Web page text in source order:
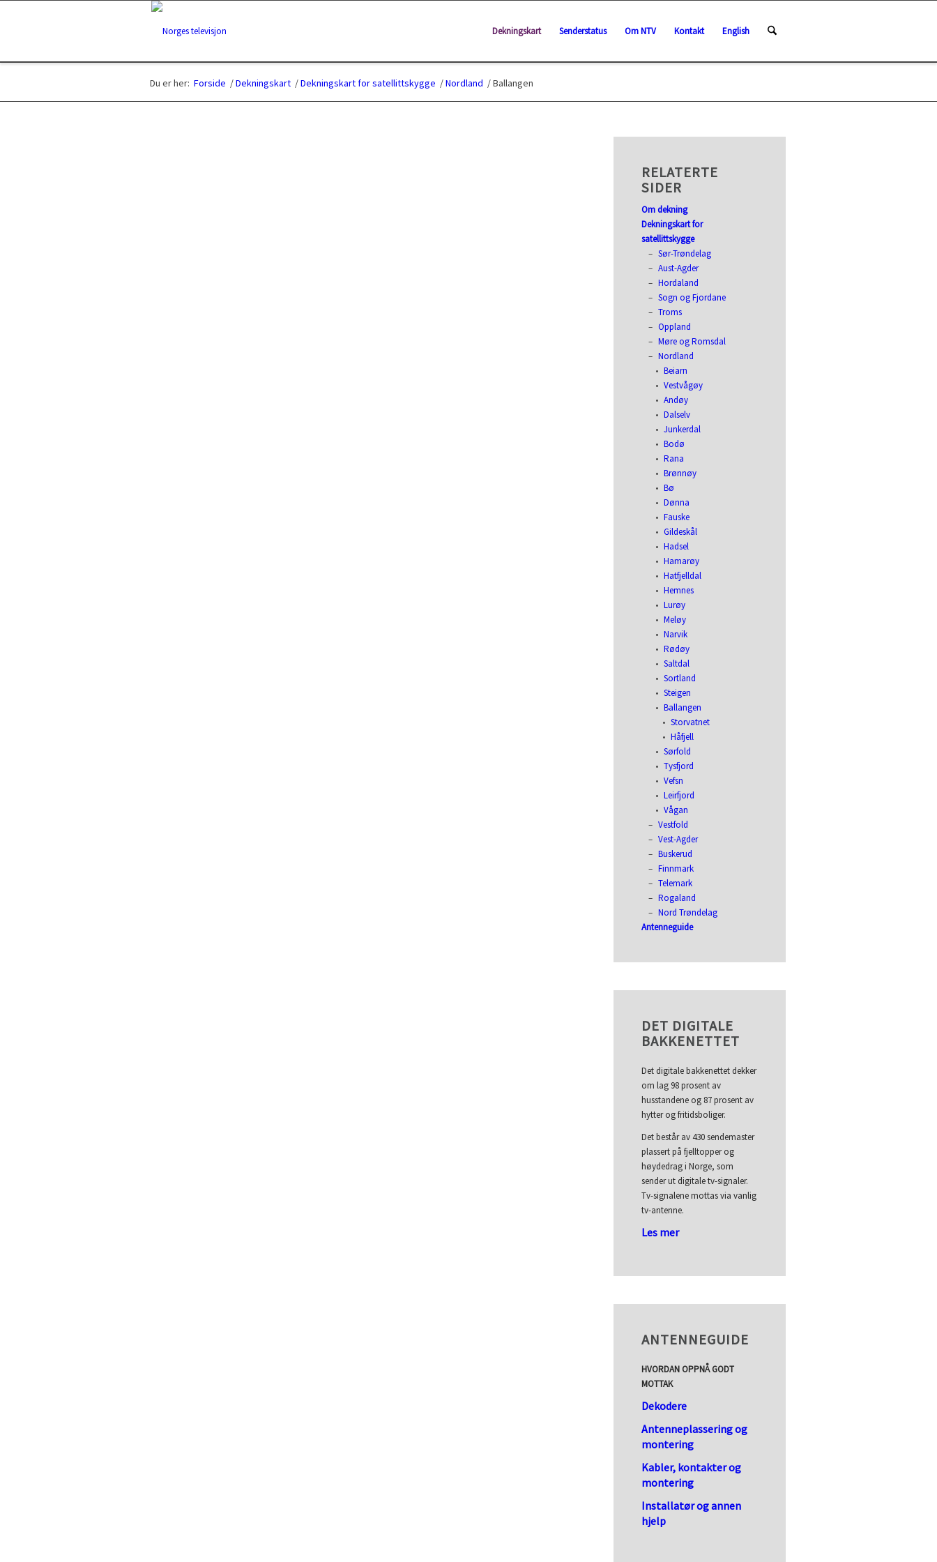
Dekningskart Senderstatus Om NTV Kontakt English
Du er her: Forside /Dekningskart /Dekningskart for satellittskygge /Nordland /Ballangen
RELATERTE
SIDER
Om dekning
Dekningskart for
satellittskygge
Sør-Trøndelag
Aust-Agder
Hordaland
Sogn og Fjordane
Troms
Oppland
Møre og Romsdal
Nordland
Beiarn
Vestvågøy
Andøy
Dalselv
Junkerdal
Bodø
Rana
Brønnøy
Bø
Dønna
Fauske
Gildeskål
Hadsel
Hamarøy
Hatfjelldal
Hemnes
Lurøy
Meløy
Narvik
Rødøy
Saltdal
Sortland
Steigen
Ballangen
Storvatnet
Håfjell
Sørfold
Tysfjord
Vefsn
Leirfjord
Vågan
Vestfold
Vest-Agder
Buskerud
Finnmark
Telemark
Rogaland
Nord Trøndelag
Antenneguide
DET DIGITALE
BAKKENETTET
Det digitale bakkenettet dekker
om lag 98 prosent av
husstandene og 87 prosent av
hytter og fritidsboliger.
Det består av 430 sendemaster
plassert på fjelltopper og
høydedrag i Norge, som
sender ut digitale tv-signaler.
Tv-signalene mottas via vanlig
tv-antenne.
Les mer
ANTENNEGUIDE
HVORDAN OPPNÅ GODT
MOTTAK
Dekodere
Antenneplassering og
montering
Kabler, kontakter og
montering
Installatør og annen
hjelp